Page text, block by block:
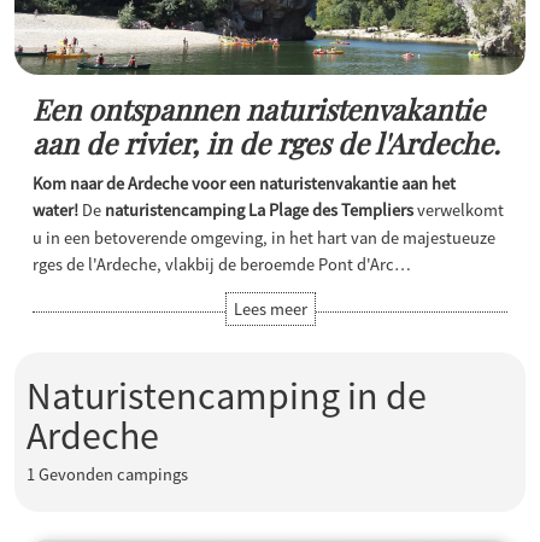
Een ontspannen naturistenvakantie
aan de rivier, in de rges de l'Ardeche.
Kom naar de Ardeche voor een naturistenvakantie aan het
water! De naturistencamping La Plage des Templiersverwelkomt
u in een betoverende omgeving, in het hart van de majestueuze
rges de l'Ardeche, vlakbij de beroemde Pont d'Arc…
Naturistencamping in de
Ardeche
1Gevonden campings